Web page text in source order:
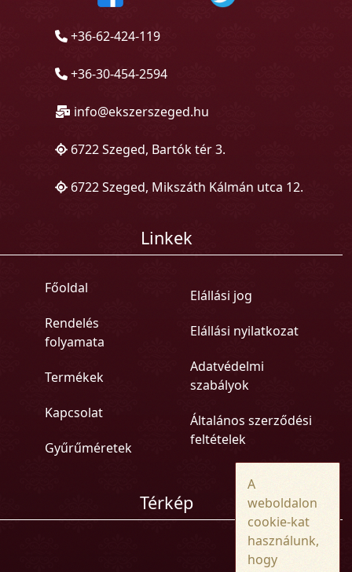
+36-62-424-119
+36-30-454-2594
info@ekszerszeged.hu
6722 Szeged, Bartók tér 3.
6722 Szeged, Mikszáth Kálmán utca 12.
Linkek
Főoldal
Rendelés
folyamata
Termékek
Kapcsolat
Gyűrűméretek
Elállási jog
Elállási nyilatkozat
Adatvédelmi
szabályok
Általános szerződési
feltételek
Térkép
A
weboldalon
cookie-kat
használunk,
hogy